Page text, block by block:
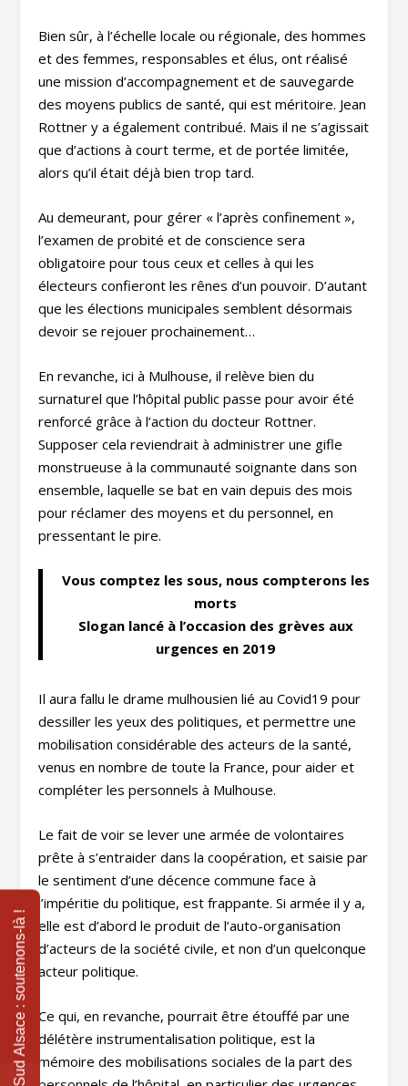
Bien sûr, à l’échelle locale ou régionale, des hommes
et des femmes, responsables et élus, ont réalisé
une mission d’accompagnement et de sauvegarde
des moyens publics de santé, qui est méritoire. Jean
Rottner y a également contribué. Mais il ne s’agissait
que d’actions à court terme, et de portée limitée,
alors qu’il était déjà bien trop tard.
Au demeurant, pour gérer « l’après confinement »,
l’examen de probité et de conscience sera
obligatoire pour tous ceux et celles à qui les
électeurs confieront les rênes d’un pouvoir. D’autant
que les élections municipales semblent désormais
devoir se rejouer prochainement…
En revanche, ici à Mulhouse, il relève bien du
surnaturel que l’hôpital public passe pour avoir été
renforcé grâce à l’action du docteur Rottner.
Supposer cela reviendrait à administrer une gifle
monstrueuse à la communauté soignante dans son
ensemble, laquelle se bat en vain depuis des mois
pour réclamer des moyens et du personnel, en
pressentant le pire.
Vous comptez les sous, nous compterons les
morts
Slogan lancé à l’occasion des grèves aux
urgences en 2019
Il aura fallu le drame mulhousien lié au Covid19 pour
dessiller les yeux des politiques, et permettre une
mobilisation considérable des acteurs de la santé,
venus en nombre de toute la France, pour aider et
compléter les personnels à Mulhouse.
Le fait de voir se lever une armée de volontaires
prête à s’entraider dans la coopération, et saisie par
le sentiment d’une décence commune face à
l’impéritie du politique, est frappante. Si armée il y a,
elle est d’abord le produit de l’auto-organisation
d’acteurs de la société civile, et non d’un quelconque
acteur politique.
Ce qui, en revanche, pourrait être étouffé par une
délétère instrumentalisation politique, est la
mémoire des mobilisations sociales de la part des